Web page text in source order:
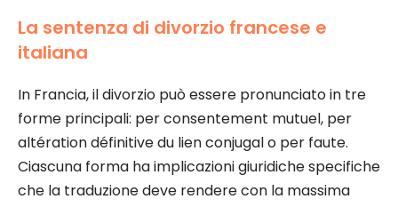
La sentenza di divorzio francese e
italiana
In Francia, il divorzio può essere pronunciato in tre
forme principali: per consentement mutuel, per
altération définitive du lien conjugal o per faute.
Ciascuna forma ha implicazioni giuridiche specifiche
che la traduzione deve rendere con la massima